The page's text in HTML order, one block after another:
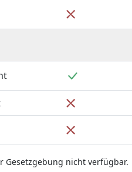
nicht verfügbar.